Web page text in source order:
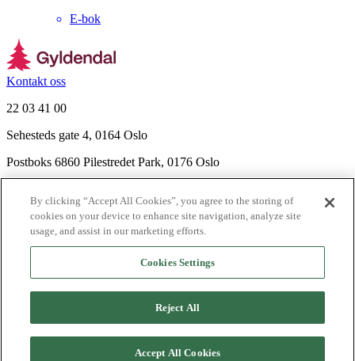
E-bok
Kontakt oss
22 03 41 00
Sehesteds gate 4, 0164 Oslo
Postboks 6860 Pilestredet Park, 0176 Oslo
Nyhetsbrev
Ledige stillinger
Send inn manus
Agency
By clicking “Accept All Cookies”, you agree to the storing of
cookies on your device to enhance site navigation, analyze site
usage, and assist in our marketing efforts.
Cookies Settings
Reject All
Accept All Cookies